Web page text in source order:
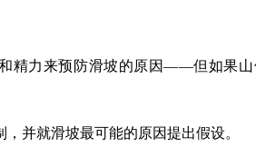
精力来预防滑坡的原因——但如果
并就滑坡最可能的原因提出假设。